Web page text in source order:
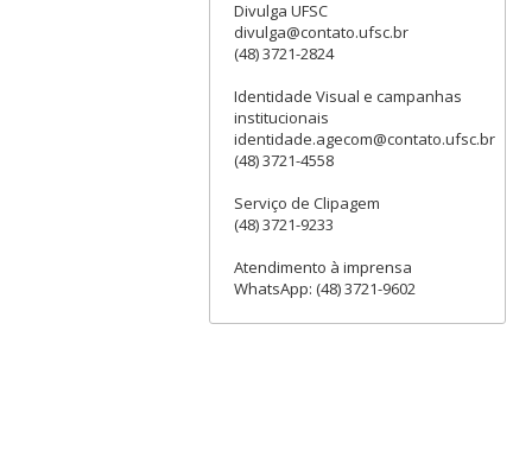
Divulga UFSC
divulga@contato.ufsc.br
(48) 3721-2824
Identidade Visual e campanhas
institucionais
identidade.agecom@contato.ufsc.br
(48) 3721-4558
Serviço de Clipagem
(48) 3721-9233
Atendimento à imprensa
WhatsApp: (48) 3721-9602